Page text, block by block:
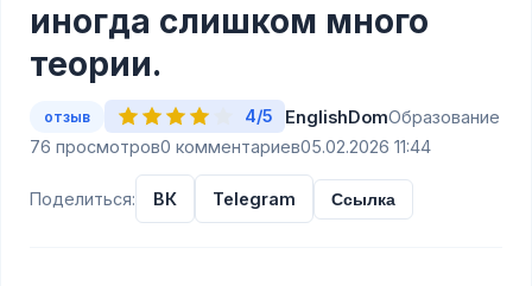
иногда слишком много
теории.
отзыв 4/5 EnglishDomОбразование
76 просмотров0 комментариев05.02.2026 11:44
Поделиться: ВК Telegram Ссылка